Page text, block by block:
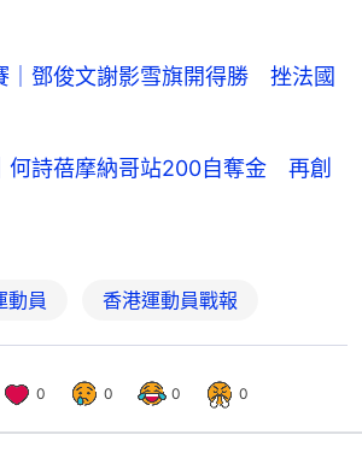
｜鄧俊文謝影雪旗開得勝 挫法國
何詩蓓摩納哥站200自奪金 再創
動員 香港運動員戰報
0 0 0 0